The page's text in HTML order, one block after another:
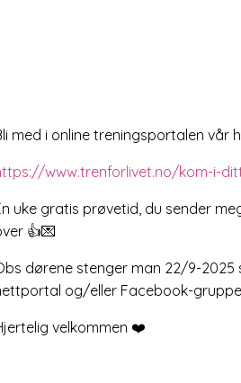
med i online treningsportalen vår
www.trenforlivet.no/kom-i-
uke gratis prøvetid, du sender
👍💌
dørene stenger man 22/9-2025
og/eller Facebook-
velkommen ❤️